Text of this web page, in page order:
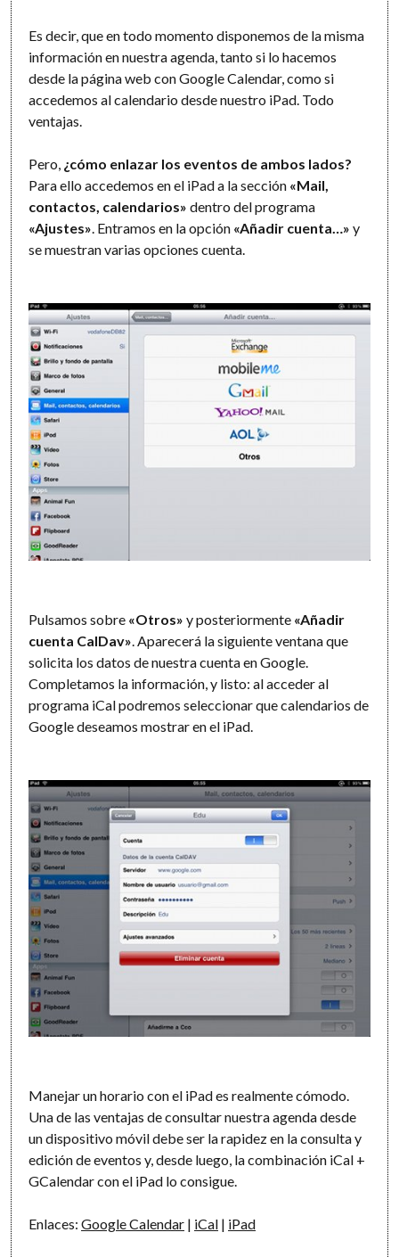
Es decir, que en todo momento disponemos de la misma
información en nuestra agenda, tanto si lo hacemos
desde la página web con Google Calendar, como si
accedemos al calendario desde nuestro iPad. Todo
ventajas.
Pero, ¿cómo enlazar los eventos de ambos lados?
Para ello accedemos en el iPad a la sección «Mail,
contactos, calendarios» dentro del programa
«Ajustes». Entramos en la opción «Añadir cuenta…» y
se muestran varias opciones cuenta.
Pulsamos sobre «Otros» y posteriormente «Añadir
cuenta CalDav» . Aparecerá la siguiente ventana que
solicita los datos de nuestra cuenta en Google.
Completamos la información, y listo: al acceder al
programa iCal podremos seleccionar que calendarios de
Google deseamos mostrar en el iPad.
Manejar un horario con el iPad es realmente cómodo.
Una de las ventajas de consultar nuestra agenda desde
un dispositivo móvil debe ser la rapidez en la consulta y
edición de eventos y, desde luego, la combinación iCal +
GCalendar con el iPad lo consigue.
Enlaces:Google Calendar | iCal | iPad